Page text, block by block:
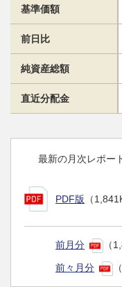
基準価額
前日比
純資産総額
直近分配金
最新の月次レポー
PDF版 （
前月分 （
前々月分